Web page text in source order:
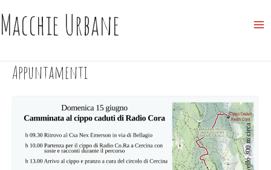
to
content
Macchie Urbane
Appuntamenti